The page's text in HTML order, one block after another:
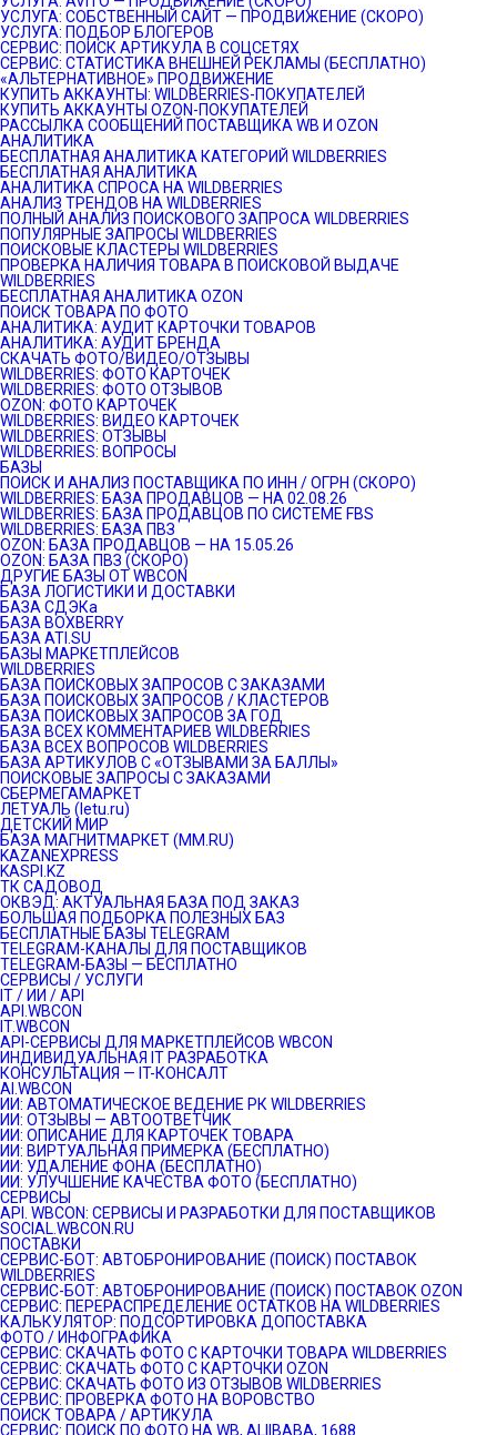
УСЛУГА: СОБСТВЕННЫЙ САЙТ — ПРОДВИЖЕНИЕ (СКОРО)
УСЛУГА: ПОДБОР БЛОГЕРОВ
СЕРВИС: ПОИСК АРТИКУЛА В СОЦСЕТЯХ
СЕРВИС: СТАТИСТИКА ВНЕШНЕЙ РЕКЛАМЫ (БЕСПЛАТНО)
«АЛЬТЕРНАТИВНОЕ» ПРОДВИЖЕНИЕ
КУПИТЬ АККАУНТЫ: WILDBERRIES-ПОКУПАТЕЛЕЙ
КУПИТЬ АККАУНТЫ OZON-ПОКУПАТЕЛЕЙ
РАССЫЛКА СООБЩЕНИЙ ПОСТАВЩИКА WB И OZON
АНАЛИТИКА
БЕСПЛАТНАЯ АНАЛИТИКА КАТЕГОРИЙ WILDBERRIES
БЕСПЛАТНАЯ АНАЛИТИКА
АНАЛИТИКА СПРОСА НА WILDBERRIES
АНАЛИЗ ТРЕНДОВ НА WILDBERRIES
ПОЛНЫЙ АНАЛИЗ ПОИСКОВОГО ЗАПРОСА WILDBERRIES
ПОПУЛЯРНЫЕ ЗАПРОСЫ WILDBERRIES
ПОИСКОВЫЕ КЛАСТЕРЫ WILDBERRIES
ПРОВЕРКА НАЛИЧИЯ ТОВАРА В ПОИСКОВОЙ ВЫДАЧЕ
WILDBERRIES
БЕСПЛАТНАЯ АНАЛИТИКА OZON
ПОИСК ТОВАРА ПО ФОТО
АНАЛИТИКА: АУДИТ КАРТОЧКИ ТОВАРОВ
АНАЛИТИКА: АУДИТ БРЕНДА
СКАЧАТЬ ФОТО/ВИДЕО/ОТЗЫВЫ
WILDBERRIES: ФОТО КАРТОЧЕК
WILDBERRIES: ФОТО ОТЗЫВОВ
OZON: ФОТО КАРТОЧЕК
WILDBERRIES: ВИДЕО КАРТОЧЕК
WILDBERRIES: ОТЗЫВЫ
WILDBERRIES: ВОПРОСЫ
БАЗЫ
ПОИСК И АНАЛИЗ ПОСТАВЩИКА ПО ИНН / ОГРН (СКОРО)
WILDBERRIES: БАЗА ПРОДАВЦОВ — НА 02.08.26
WILDBERRIES: БАЗА ПРОДАВЦОВ ПО СИСТЕМЕ FBS
WILDBERRIES: БАЗА ПВЗ
OZON: БАЗА ПРОДАВЦОВ — НА 15.05.26
OZON: БАЗА ПВЗ (СКОРО)
ДРУГИЕ БАЗЫ ОТ WBCON
БАЗА ЛОГИСТИКИ И ДОСТАВКИ
БАЗА СДЭКа
БАЗА BOXBERRY
БАЗА ATI.SU
БАЗЫ МАРКЕТПЛЕЙСОВ
WILDBERRIES
БАЗА ПОИСКОВЫХ ЗАПРОСОВ С ЗАКАЗАМИ
БАЗА ПОИСКОВЫХ ЗАПРОСОВ / КЛАСТЕРОВ
БАЗА ПОИСКОВЫХ ЗАПРОСОВ ЗА ГОД
БАЗА ВСЕХ КОММЕНТАРИЕВ WILDBERRIES
БАЗА ВСЕХ ВОПРОСОВ WILDBERRIES
БАЗА АРТИКУЛОВ С «ОТЗЫВАМИ ЗА БАЛЛЫ»
ПОИСКОВЫЕ ЗАПРОСЫ С ЗАКАЗАМИ
СБЕРМЕГАМАРКЕТ
ЛЕТУАЛЬ (letu.ru)
ДЕТСКИЙ МИР
БАЗА МАГНИТМАРКЕТ (MM.RU)
KAZANEXPRESS
KASPI.KZ
ТК САДОВОД
ОКВЭД: АКТУАЛЬНАЯ БАЗА ПОД ЗАКАЗ
БОЛЬШАЯ ПОДБОРКА ПОЛЕЗНЫХ БАЗ
БЕСПЛАТНЫЕ БАЗЫ TELEGRAM
TELEGRAM-КАНАЛЫ ДЛЯ ПОСТАВЩИКОВ
TELEGRAM-БАЗЫ — БЕСПЛАТНО
СЕРВИСЫ / УСЛУГИ
IT / ИИ / API
API.WBCON
IT.WBCON
API-СЕРВИСЫ ДЛЯ МАРКЕТПЛЕЙСОВ WBCON
ИНДИВИДУАЛЬНАЯ IT РАЗРАБОТКА
КОНСУЛЬТАЦИЯ — IT-КОНСАЛТ
AI.WBCON
ИИ: АВТОМАТИЧЕСКОЕ ВЕДЕНИЕ РК WILDBERRIES
ИИ: ОТЗЫВЫ — АВТООТВЕТЧИК
ИИ: ОПИСАНИЕ ДЛЯ КАРТОЧЕК ТОВАРА
ИИ: ВИРТУАЛЬНАЯ ПРИМЕРКА (БЕСПЛАТНО)
ИИ: УДАЛЕНИЕ ФОНА (БЕСПЛАТНО)
ИИ: УЛУЧШЕНИЕ КАЧЕСТВА ФОТО (БЕСПЛАТНО)
СЕРВИСЫ
API. WBCON: СЕРВИСЫ И РАЗРАБОТКИ ДЛЯ ПОСТАВЩИКОВ
SOCIAL.WBCON.RU
ПОСТАВКИ
CЕРВИС-БОТ: АВТОБРОНИРОВАНИЕ (ПОИСК) ПОСТАВОК
WILDBERRIES
СЕРВИС-БОТ: АВТОБРОНИРОВАНИЕ (ПОИСК) ПОСТАВОК OZON
СЕРВИС: ПЕРЕРАСПРЕДЕЛЕНИЕ ОСТАТКОВ НА WILDBERRIES
КАЛЬКУЛЯТОР: ПОДСОРТИРОВКА ДОПОСТАВКА
ФОТО / ИНФОГРАФИКА
СЕРВИС: СКАЧАТЬ ФОТО С КАРТОЧКИ ТОВАРА WILDBERRIES
СЕРВИС: СКАЧАТЬ ФОТО С КАРТОЧКИ OZON
СЕРВИС: СКАЧАТЬ ФОТО ИЗ ОТЗЫВОВ WILDBERRIES
СЕРВИС: ПРОВЕРКА ФОТО НА ВОРОВСТВО
ПОИСК ТОВАРА / АРТИКУЛА
СЕРВИС: ПОИСК ПО ФОТО НА WB, ALIIBABA, 1688